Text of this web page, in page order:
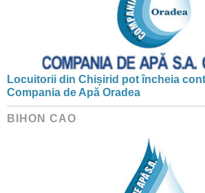
Locuitorii din Chișirid pot încheia
Compania de Apă Oradea
BIHON CAO